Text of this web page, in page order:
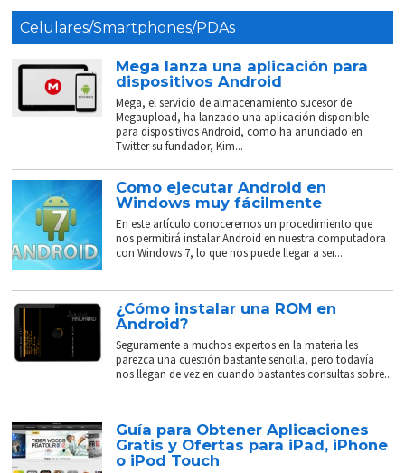
Celulares/Smartphones/PDAs
Mega lanza una aplicación para
dispositivos Android
Mega, el servicio de almacenamiento sucesor de
Megaupload, ha lanzado una aplicación disponible
para dispositivos Android, como ha anunciado en
Twitter su fundador, Kim...
Como ejecutar Android en
Windows muy fácilmente
En este artículo conoceremos un procedimiento que
nos permitirá instalar Android en nuestra computadora
con Windows 7, lo que nos puede llegar a ser...
¿Cómo instalar una ROM en
Android?
Seguramente a muchos expertos en la materia les
parezca una cuestión bastante sencilla, pero todavía
nos llegan de vez en cuando bastantes consultas sobre...
Guía para Obtener Aplicaciones
Gratis y Ofertas para iPad, iPhone
o iPod Touch